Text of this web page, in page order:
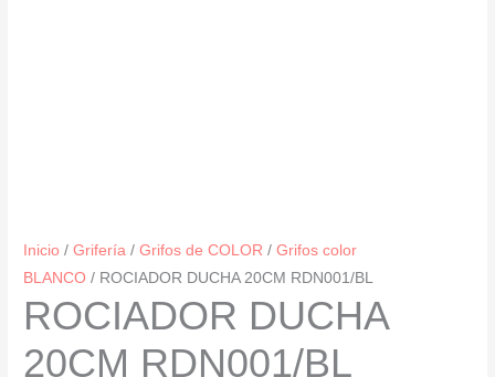
Inicio /Grifería /Grifos de COLOR /Grifos color
BLANCO / ROCIADOR DUCHA 20CM RDN001/BL
ROCIADOR DUCHA
20CM RDN001/BL